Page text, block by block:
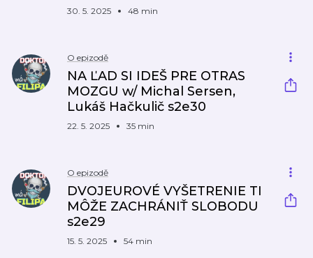
30. 5. 2025 48 min
O epizodě
NA ĽAD SI IDEŠ PRE OTRAS
MOZGU w/ Michal Sersen,
Lukáš Hačkulič s2e30
22. 5. 2025 35 min
O epizodě
DVOJEUROVÉ VYŠETRENIE TI
MÔŽE ZACHRÁNIŤ SLOBODU
s2e29
15. 5. 2025 54 min